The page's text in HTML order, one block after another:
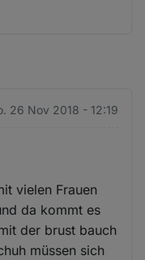
26 Nov 2018 - 12:19
vielen Frauen
da kommt es
der brust bauch
müssen sich